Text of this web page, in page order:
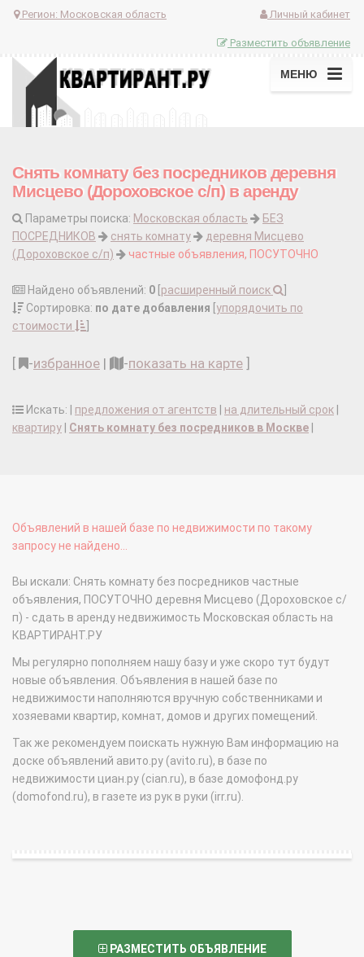
Регион: Московская область Личный кабинет
Разместить объявление
МЕНЮ
Снять комнату без посредников деревня
Мисцево (Дороховское с/п) в аренду
Параметры поиска: Московская область
БЕЗ
ПОСРЕДНИКОВ
снять комнату
деревня Мисцево
(Дороховское с/п)
частные объявления, ПОСУТОЧНО
Найдено объявлений: 0 расширенный поиск
Сортировка: по дате добавления упорядочить по
стоимости
-избранное | -показать на карте
Искать: | предложения от агентств на длительный срок
квартиру
Снять комнату без посредников в Москве
Объявлений в нашей базе по недвижимости по такому
запросу не найдено...
Вы искали: Снять комнату без посредников частные
объявления, ПОСУТОЧНО деревня Мисцево (Дороховское с/
п) - сдать в аренду недвижимость Московская область на
КВАРТИРАНТ.РУ
Мы регулярно пополняем нашу базу и уже скоро тут будут
новые объявления. Объявления в нашей базе по
недвижимости наполняются вручную собственниками и
хозяевами квартир, комнат, домов и других помещений.
Так же рекомендуем поискать нужную Вам информацию на
доске объявлений авито.ру (avito.ru), в базе по
недвижимости циан.ру (cian.ru), в базе домофонд.ру
(domofond.ru), в газете из рук в руки (irr.ru).
РАЗМЕСТИТЬ ОБЪЯВЛЕНИЕ